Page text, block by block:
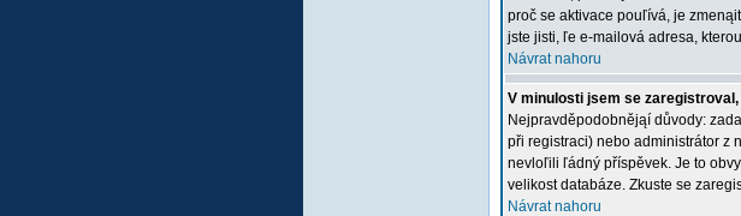
proč se aktivace pouľívá, je
jste jisti, ľe e-mailová adresa,
Návrat nahoru
V minulosti jsem se
Nejpravděpodobnějąí důvody:
při registraci) nebo administrátor z
nevloľili ľádný příspěvek. Je to
velikost databáze. Zkuste se
Návrat nahoru